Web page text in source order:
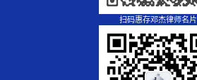
扫码惠存邓杰律师名片